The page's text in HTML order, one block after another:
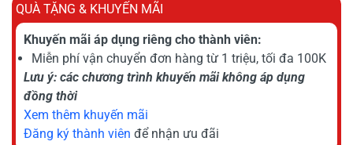
QUÀ TẶNG & KHUYẾN MÃI
Khuyến mãi áp dụng riêng cho thành viên:
Miễn phí vận chuyển đơn hàng từ 1 triệu, tối đa 100K
Lưu ý: các chương trình khuyến mãi không áp dụng
đồng thời
Xem thêm khuyến mãi
Đăng ký thành viên để nhận ưu đãi